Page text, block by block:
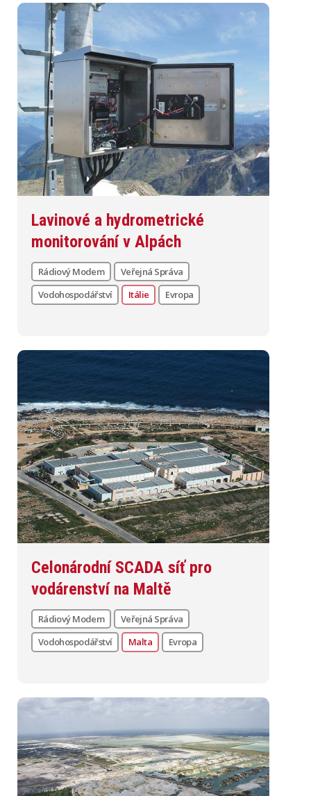
Lavinové a hydrometrické
monitorování v Alpách
Rádiový Modem
Veřejná Správa
Vodohospodářství
Itálie Evropa
Celonárodní SCADA síť pro
vodárenství na Maltě
Rádiový Modem
Veřejná Správa
Vodohospodářství
Malta Evropa